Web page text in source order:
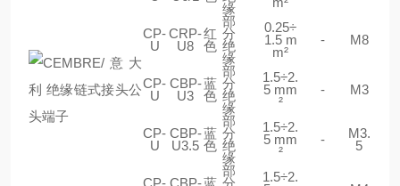
缘
CP-
U
CRP-
U8
红
色
部
分
绝
缘
0.25÷
1.5 m
m²
- M8
CP-
U
CBP-
U3
蓝
色
部
分
绝
缘
1.5÷2.
5 mm
²
- M3
CP-
U
CBP-
U3.5
蓝
色
部
分
绝
缘
1.5÷2.
5 mm
²
-
M3.
5
CP- CBP-蓝
部
分
1.5÷2.